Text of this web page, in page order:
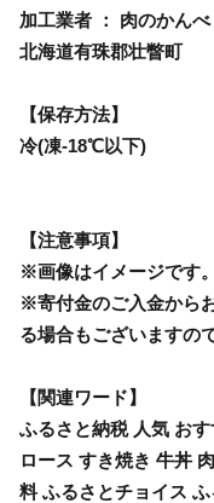
加工業者 ： 肉のかんべ
北海道有珠郡壮瞥町
【保存方法】
冷(凍‐18℃以下)
【注意事項】
※画像はイメージです。
※寄付金のご入金から
る場合もございますの
【関連ワード】
ふるさと納税 人気 お
ロース すき焼き 牛丼
料 ふるさとチョイス